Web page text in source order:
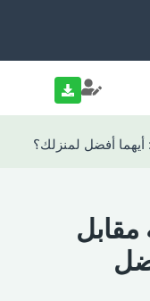
أفضل لمنزلك؟